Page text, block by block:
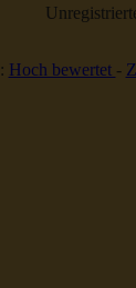
Hoch bewertet -